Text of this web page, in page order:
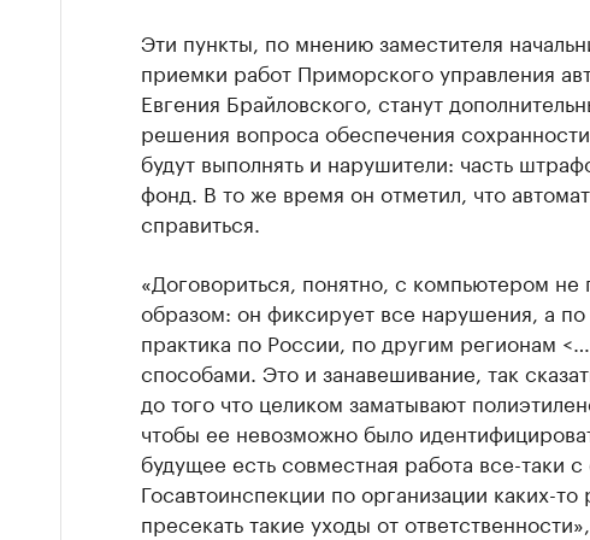
Эти пункты, по мнению заместителя
приемки работ Приморского управления
Евгения Брайловского, станут
решения вопроса обеспечения
будут выполнять и нарушители: часть
фонд. В то же время он отметил, что
справиться.
«Договориться, понятно, с компьютером не
образом: он фиксирует все нарушения, а по
практика по России, по другим регионам
способами. Это и занавешивание, так
до того что целиком заматывают
чтобы ее невозможно было
будущее есть совместная работа все-таки
Госавтоинспекции по организации каких-
пресекать такие уходы от